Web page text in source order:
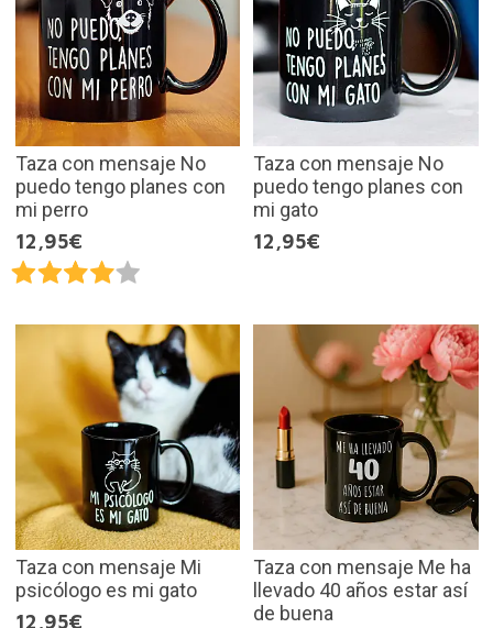
Taza con mensaje No
puedo tengo planes con
mi perro
12,95€
Taza con mensaje No
puedo tengo planes con
mi gato
12,95€
Taza con mensaje Mi
psicólogo es mi gato
12,95€
Taza con mensaje Me ha
llevado 40 años estar así
de buena